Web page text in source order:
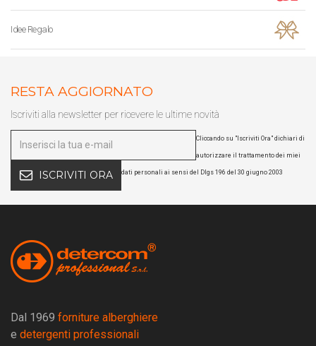
Idee Regalo
RESTA AGGIORNATO
Iscriviti alla newsletter per ricevere le ultime novità
ISCRIVITI ORA
Cliccando su "Iscriviti Ora" dichiari di
autorizzare il trattamento dei miei
dati personali ai sensi del Dlgs 196 del 30 giugno 2003
Dal 1969 forniture alberghiere
e detergenti professionali